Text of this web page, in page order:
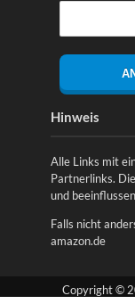
Hinweis
Alle Links mit
Partnerlinks.
und
Falls nicht
amazon.de
Copyright ©